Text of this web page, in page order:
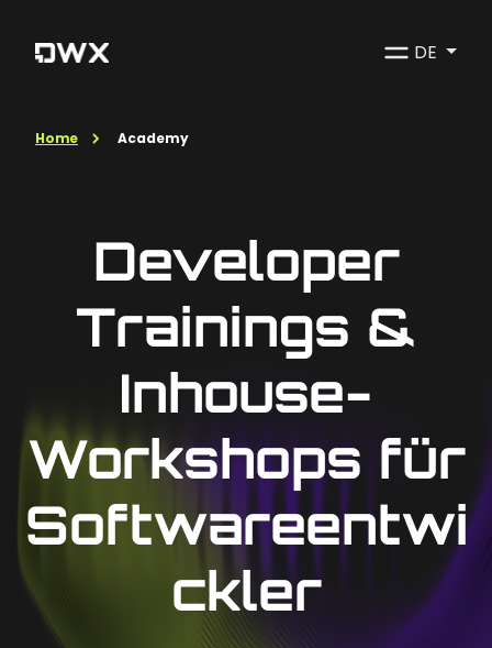
DE
Home Academy
Developer
Trainings &
Inhouse-
Workshops für
Softwareentwi
ckler